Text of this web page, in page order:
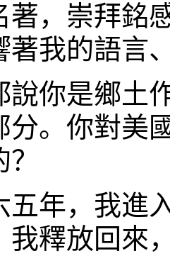
著，崇拜銘
著我的語言
說你是鄉土
分。你對
五年，我進
我釋放回來